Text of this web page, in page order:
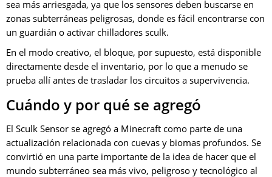
sea más arriesgada, ya que los sensores deben buscarse en
zonas subterráneas peligrosas, donde es fácil encontrarse con
un guardián o activar chilladores sculk.
En el modo creativo, el bloque, por supuesto, está disponible
directamente desde el inventario, por lo que a menudo se
prueba allí antes de trasladar los circuitos a supervivencia.
Cuándo y por qué se agregó
El Sculk Sensor se agregó a Minecraft como parte de una
actualización relacionada con cuevas y biomas profundos. Se
convirtió en una parte importante de la idea de hacer que el
mundo subterráneo sea más vivo, peligroso y tecnológico al